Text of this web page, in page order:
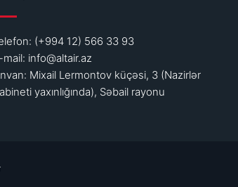
(+994 12) 566 33 93
mail: info@altair.az
Mixail Lermontov küçəsi, 3 (Nazirlər
yaxınlığında), Səbail rayonu